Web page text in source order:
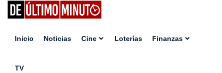
Inicio Noticias Cine Loterías Finanzas
TV